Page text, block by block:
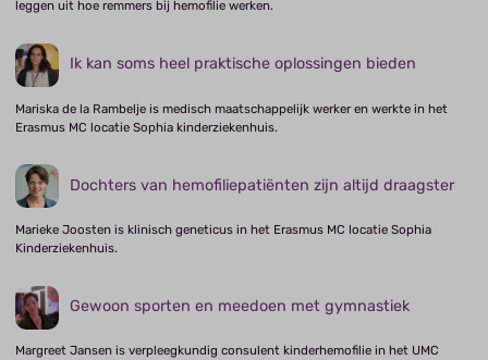
leggen uit hoe remmers bij hemofilie werken.
Ik kan soms heel praktische oplossingen bieden
Mariska de la Rambelje is medisch maatschappelijk werker en werkte in het
Erasmus MC locatie Sophia kinderziekenhuis.
Dochters van hemofiliepatiënten zijn altijd draagster
Marieke Joosten is klinisch geneticus in het Erasmus MC locatie Sophia
Kinderziekenhuis.
Gewoon sporten en meedoen met gymnastiek
Margreet Jansen is verpleegkundig consulent kinderhemofilie in het UMC